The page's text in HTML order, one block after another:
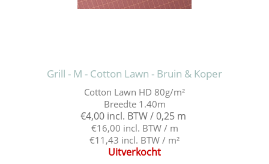
Grill - M - Cotton Lawn - Bruin & Koper
Cotton Lawn HD 80g/m²
Breedte 1.40m
€4,00 incl. BTW / 0,25 m
€16,00 incl. BTW / m
€11,43 incl. BTW / m²
Uitverkocht